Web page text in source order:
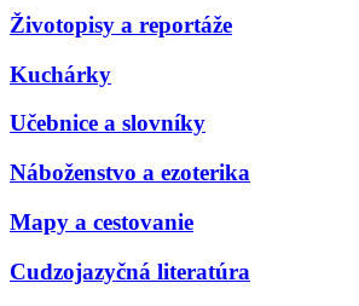
Životopisy a reportáže
Kuchárky
Učebnice a slovníky
Náboženstvo a ezoterika
Mapy a cestovanie
Cudzojazyčná literatúra